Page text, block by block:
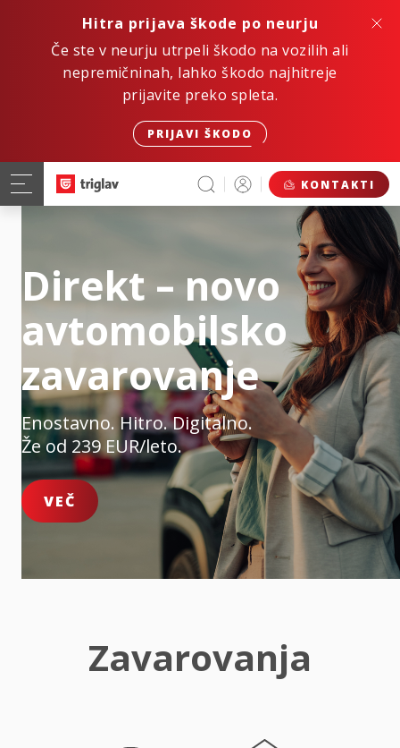
Hitra prijava škode po neurju
Če ste v neurju utrpeli škodo na vozilih ali
nepremičninah, lahko škodo najhitreje
prijavite preko spleta.
PRIJAVI ŠKODO
KONTAKTI
Direkt – novo
avtomobilsko
zavarovanje
Enostavno. Hitro. Digitalno.
Že od 239 EUR/leto.
VEČ
Zavarovanja